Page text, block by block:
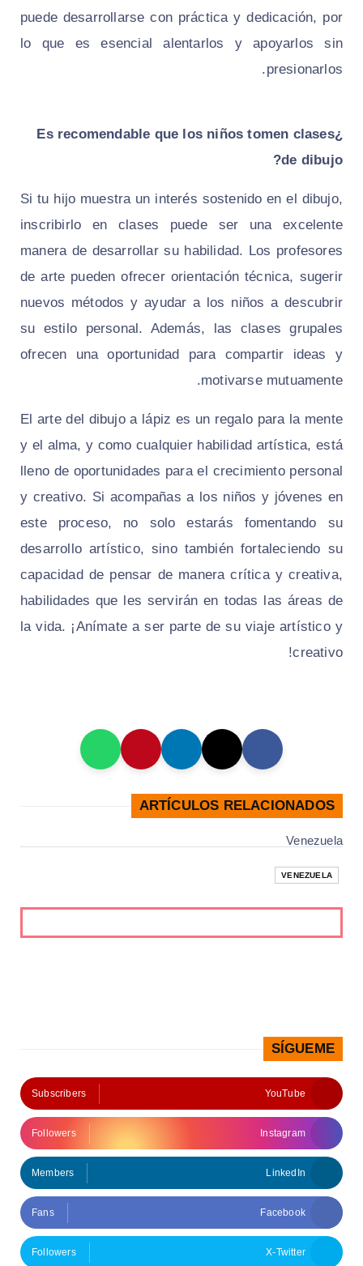
puede desarrollarse con práctica y dedicación, por
lo que es esencial alentarlos y apoyarlos sin
presionarlos.
¿Es recomendable que los niños tomen clases
de dibujo?
Si tu hijo muestra un interés sostenido en el dibujo,
inscribirlo en clases puede ser una excelente
manera de desarrollar su habilidad. Los profesores
de arte pueden ofrecer orientación técnica, sugerir
nuevos métodos y ayudar a los niños a descubrir
su estilo personal. Además, las clases grupales
ofrecen una oportunidad para compartir ideas y
motivarse mutuamente.
El arte del dibujo a lápiz es un regalo para la mente
y el alma, y como cualquier habilidad artística, está
lleno de oportunidades para el crecimiento personal
y creativo. Si acompañas a los niños y jóvenes en
este proceso, no solo estarás fomentando su
desarrollo artístico, sino también fortaleciendo su
capacidad de pensar de manera crítica y creativa,
habilidades que les servirán en todas las áreas de
la vida. ¡Anímate a ser parte de su viaje artístico y
creativo!
ARTÍCULOS RELACIONADOS
Venezuela
VENEZUELA
SÍGUEME
YouTube
Subscribers
Instagram
Followers
LinkedIn
Members
Facebook
Fans
X-Twitter
Followers